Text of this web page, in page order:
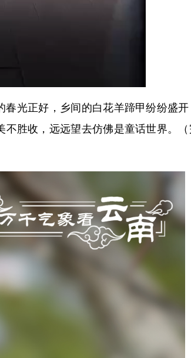
光正好，乡间的白花羊蹄甲纷纷盛开
胜收，远远望去仿佛是童话世界。（